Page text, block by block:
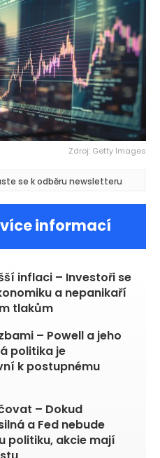
Zdroj: Getty Images
se k odběru newsletteru
informací
inflaci – Investoři se
a nepanikaří
tlakům
– Powell a jeho
politika je
k postupnému
– Dokud
a Fed nebude
politiku, akcie mají